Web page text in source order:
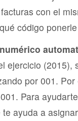
con el
código
ejercicio (2015),
por 001.
Para
ayuda a